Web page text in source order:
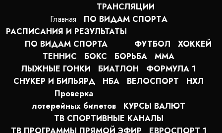
Главная
ТРАНСЛЯЦИИ
ПО ВИДАМ СПОРТA
РАСПИСАНИЯ И РЕЗУЛЬТАТЫ
ПО ВИДАМ СПОРТА
ФУТБОЛ
ХОККЕЙ
ТЕННИС
БОКС БОРЬБА
MMA
ЛЫЖНЫЕ ГОНКИ
БИАТЛОН
ФОРМУЛА 1
СНУКЕР И БИЛЬЯРД
НБА ВЕЛОСПОРТ
НХЛ
Проверка
лотерейных билетов
КУРСЫ ВАЛЮТ
ТВ СПОРТИВНЫЕ КАНАЛЫ
ТВ ПРОГРАММЫ ПРЯМОЙ ЭФИР
ЕВРОСПОРТ 1